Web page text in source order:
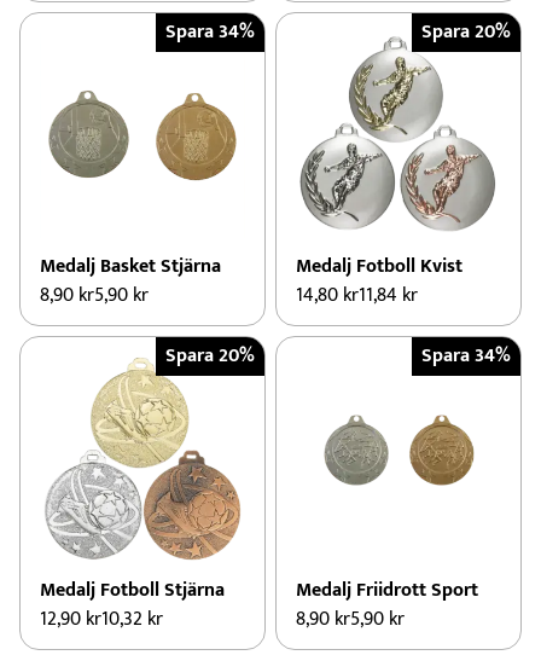
Spara 34%
Medalj Basket Stjärna
8,90kr5,90kr
Spara 20%
Medalj Fotboll Kvist
14,80kr11,84 kr
Spara 20%
Medalj Fotboll Stjärna
12,90kr10,32 kr
Spara 34%
Medalj Friidrott Sport
8,90kr5,90kr